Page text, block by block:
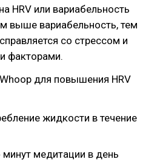
HRV или вариабельность
выше вариабельность, тем
со стрессом и
факторами.
для повышения HRV
жидкости в течение
медитации в день